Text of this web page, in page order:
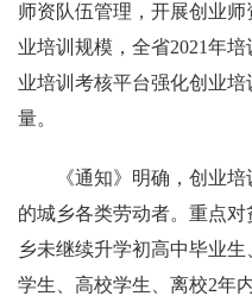
师资队伍管理，开展创业
业培训规模，全省2021年
业培训考核平台强化创业
量。
《通知》明确，创业
的城乡各类劳动者。重点
乡未继续升学初高中毕业
学生、高校学生、离校2年